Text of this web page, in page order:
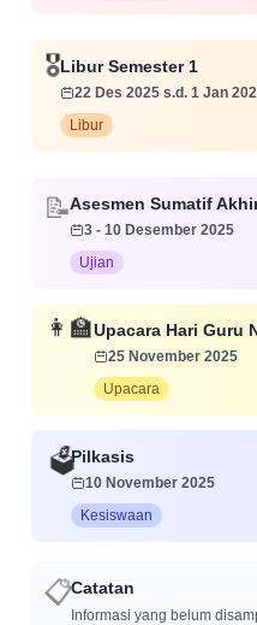
🎖️Libur Semester 1
22 Des 2025 s.d. 1 Jan
Libur
📝Asesmen Sumatif
3 - 10 Desember 2025
Ujian
👩‍🏫Upacara Hari Guru
25 November 2025
Upacara
🗳️Pilkasis
10 November 2025
Kesiswaan
📋Catatan
Informasi yang belum